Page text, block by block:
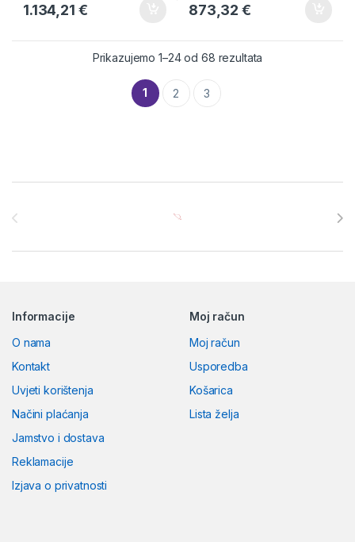
1.134,21 € 873,32€
Prikazujemo 1–24 od 68 rezultata
1 2 3
Informacije
O nama
Kontakt
Uvjeti korištenja
Načini plaćanja
Jamstvo i dostava
Reklamacije
Izjava o privatnosti
Moj račun
Moj račun
Usporedba
Košarica
Lista želja